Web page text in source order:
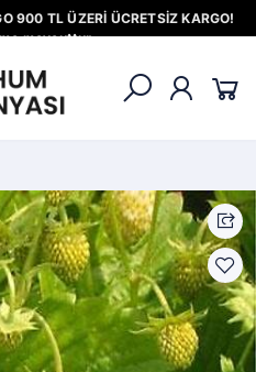
900 TL ÜZERİ ÜCRETSİZ KARGO!
mevcuttur.